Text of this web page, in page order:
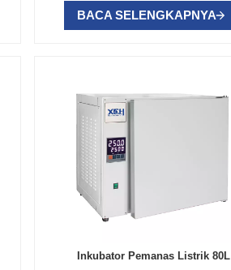
BACA SELENGKAPNYA
Inkubator Pemanas Listrik 80L